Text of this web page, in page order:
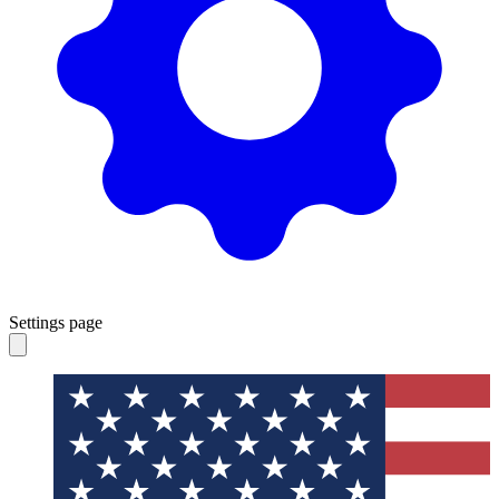
Settings page